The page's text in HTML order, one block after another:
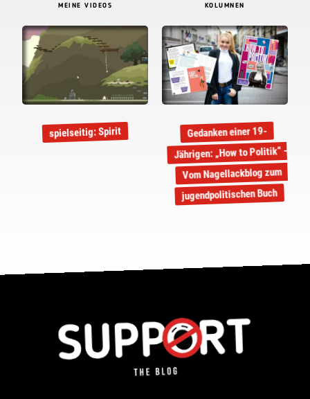
MEINE VIDEOS
spielseitig: Spirit
KOLUMNEN
Gedanken einer 19-
Jährigen: „How to Politik“ –
Vom Nagellackblog zum
jugendpolitischen Buch